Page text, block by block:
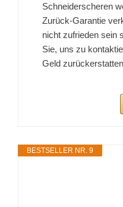
Schneiderscheren
Zurück-Garantie
nicht zufrieden sein
Sie, uns zu
Geld
BESTSELLER NR. 9